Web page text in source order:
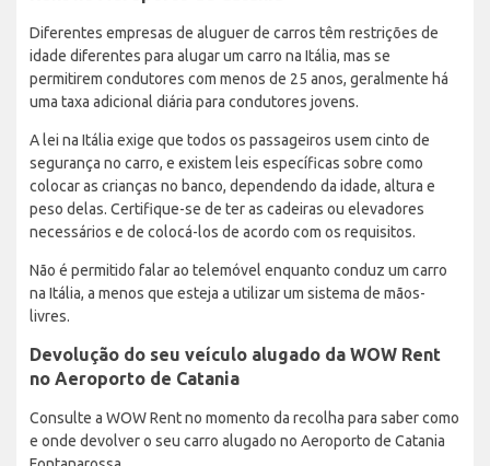
Diferentes empresas de aluguer de carros têm restrições de
idade diferentes para alugar um carro na Itália, mas se
permitirem condutores com menos de 25 anos, geralmente há
uma taxa adicional diária para condutores jovens.
A lei na Itália exige que todos os passageiros usem cinto de
segurança no carro, e existem leis específicas sobre como
colocar as crianças no banco, dependendo da idade, altura e
peso delas. Certifique-se de ter as cadeiras ou elevadores
necessários e de colocá-los de acordo com os requisitos.
Não é permitido falar ao telemóvel enquanto conduz um carro
na Itália, a menos que esteja a utilizar um sistema de mãos-
livres.
Devolução do seu veículo alugado da WOW Rent
no Aeroporto de Catania
Consulte a WOW Rent no momento da recolha para saber como
e onde devolver o seu carro alugado no Aeroporto de Catania